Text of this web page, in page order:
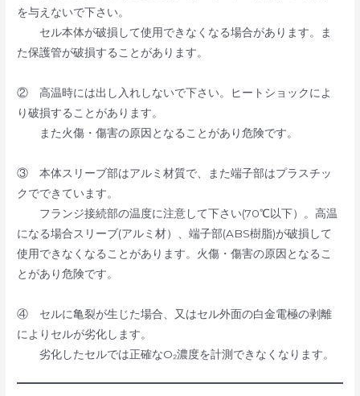
を与えないで下さい。
セル本体が破損して使用できなくなる場合があります。ま
た保護管が破損することがあります。
② 高温時には出し入れしないで下さい。ヒートショックによ
り破損することがあります。
また火傷・傷害の原因となることがあり危険です。
③ 本体スリーブ部はアルミ材質で、また端子部はプラスチッ
クでできています。
フランジ接続部の温度に注意して下さい(70℃以下）。高温
になる場合スリーブ(アルミ材）、端子部(ABS樹脂)が破損して
使用できなくなることがあります。火傷・傷害の原因となるこ
とがあり危険です。
④ セルに亀裂が生じた場合、又はセル外面の白金電極の剥離
によりセルが劣化します。
劣化したセルでは正確なO₂濃度を計測できなくなります。